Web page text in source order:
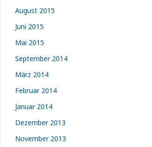
August 2015
Juni 2015
Mai 2015
September 2014
März 2014
Februar 2014
Januar 2014
Dezember 2013
November 2013